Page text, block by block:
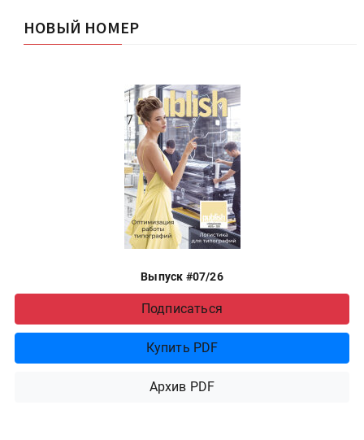
НОВЫЙ НОМЕР
Выпуск #07/26
Подписаться
Купить PDF
Архив PDF